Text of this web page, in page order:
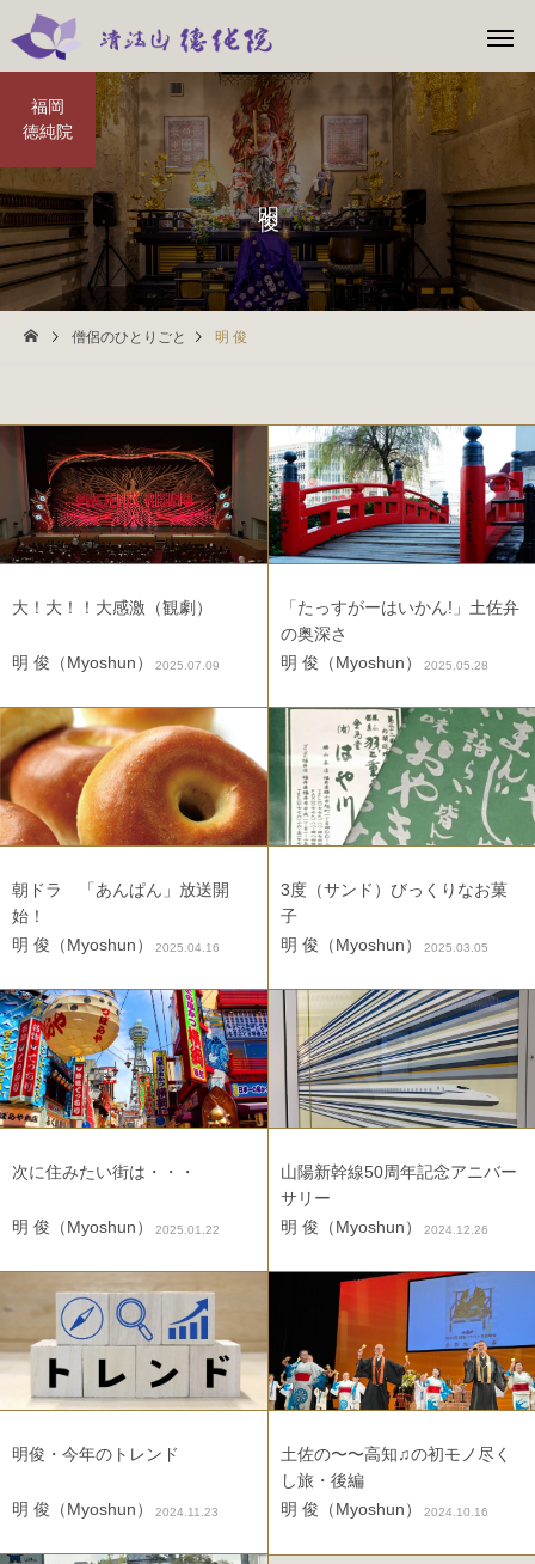
明 俊
福岡
徳純院
僧侶のひとりごと 明 俊
大！大！！大感激（観劇）
明 俊（Myoshun） 2025.07.09
「たっすがーはいかん!」土佐弁
の奥深さ
明 俊（Myoshun）
2025.05.28
朝ドラ 「あんぱん」放送開
始！
明 俊（Myoshun）
2025.04.16
3度（サンド）びっくりなお菓
子
明 俊（Myoshun）
2025.03.05
次に住みたい街は・・・
明 俊（Myoshun） 2025.01.22
山陽新幹線50周年記念アニバー
サリー
明 俊（Myoshun）
2024.12.26
明俊・今年のトレンド
明 俊（Myoshun） 2024.11.23
土佐の〜〜高知♫の初モノ尽く
し旅・後編
明 俊（Myoshun）
2024.10.16